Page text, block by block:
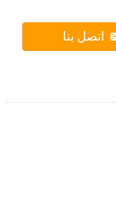
اتصل بنا